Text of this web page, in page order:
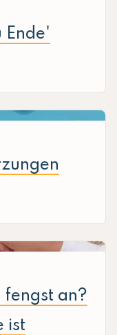
Ende'
fengst an?
ist